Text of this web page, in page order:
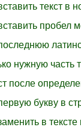
текст в
пробел
нужную часть
после
букву в
в тексте